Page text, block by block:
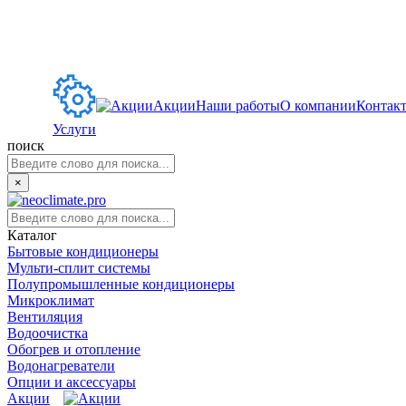
Услуги
АкцииНаши работыО компании
поиск
×
Каталог
Бытовые кондиционеры
Мульти-сплит системы
Полупромышленные кондиционеры
Микроклимат
Вентиляция
Водоочистка
Обогрев и отопление
Водонагреватели
Опции и аксессуары
Акции